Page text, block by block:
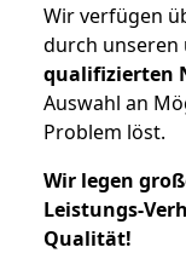
Wir verfügen
durch unseren
qualifizierten
Auswahl an
Problem löst.
Wir legen
Leistungs-
Qualität!